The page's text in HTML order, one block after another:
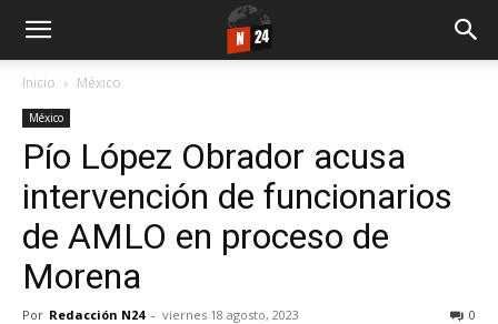
Inicio México
México
Pío López Obrador acusa
intervención de funcionarios
de AMLO en proceso de
Morena
Por Redacción N24 - viernes 18 agosto, 2023 0